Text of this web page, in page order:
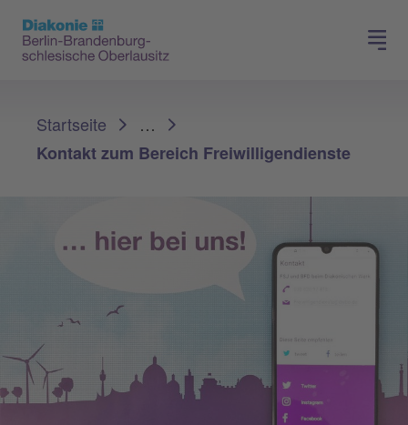
Presse
Startseite
…
Kontakt zum Bereich Freiwilligendienste